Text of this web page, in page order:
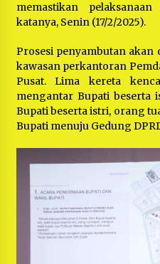
memastikan
katanya, Senin (17/2/2025).
Prosesi penyambutan
kawasan perkantoran
Pusat. Lima kereta
mengantar Bupati beserta
Bupati beserta istri, orang
Bupati menuju Gedung